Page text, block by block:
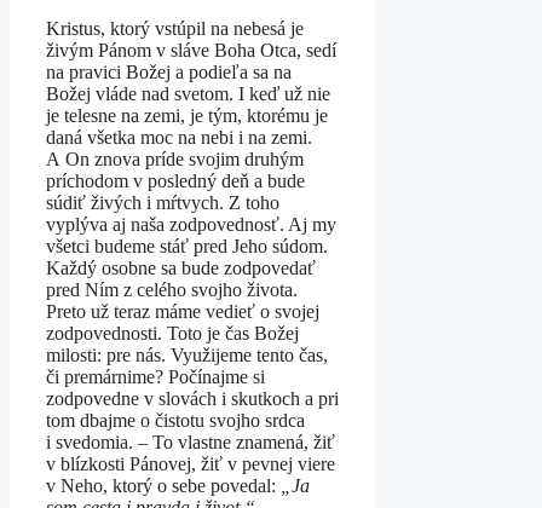
Kristus, ktorý vstúpil na nebesá je
živým Pánom v sláve Boha Otca, sedí
na pravici Božej a podieľa sa na
Božej vláde nad svetom. I keď už nie
je telesne na zemi, je tým, ktorému je
daná všetka moc na nebi i na zemi.
A On znova príde svojim druhým
príchodom v posledný deň a bude
súdiť živých i mŕtvych. Z toho
vyplýva aj naša zodpovednosť. Aj my
všetci budeme stáť pred Jeho súdom.
Každý osobne sa bude zodpovedať
pred Ním z celého svojho života.
Preto už teraz máme vedieť o svojej
zodpovednosti. Toto je čas Božej
milosti: pre nás. Využijeme tento čas,
či premárnime? Počínajme si
zodpovedne v slovách i skutkoch a pri
tom dbajme o čistotu svojho srdca
i svedomia. – To vlastne znamená, žiť
v blízkosti Pánovej, žiť v pevnej viere
v Neho, ktorý o sebe povedal:
„Ja